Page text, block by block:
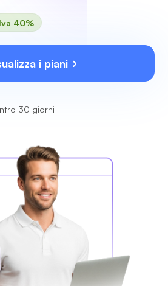
40%
i piani
30 giorni